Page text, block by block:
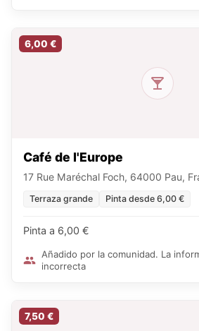
6,00 €
Café de l'Europe
17 Rue Maréchal Foch, 64000 Pau,
Terraza grande Pinta desde 6,00 €
Pinta a 6,00 €
Añadido por la comunidad. La
incorrecta
7,50 €